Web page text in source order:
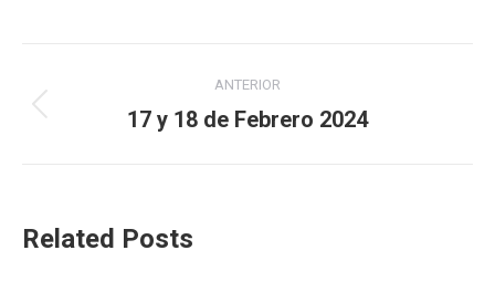
Navegación
entre
ANTERIOR
Publicación
17 y 18 de Febrero 2024
Related Posts